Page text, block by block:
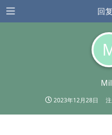
2023年12月28日
回复